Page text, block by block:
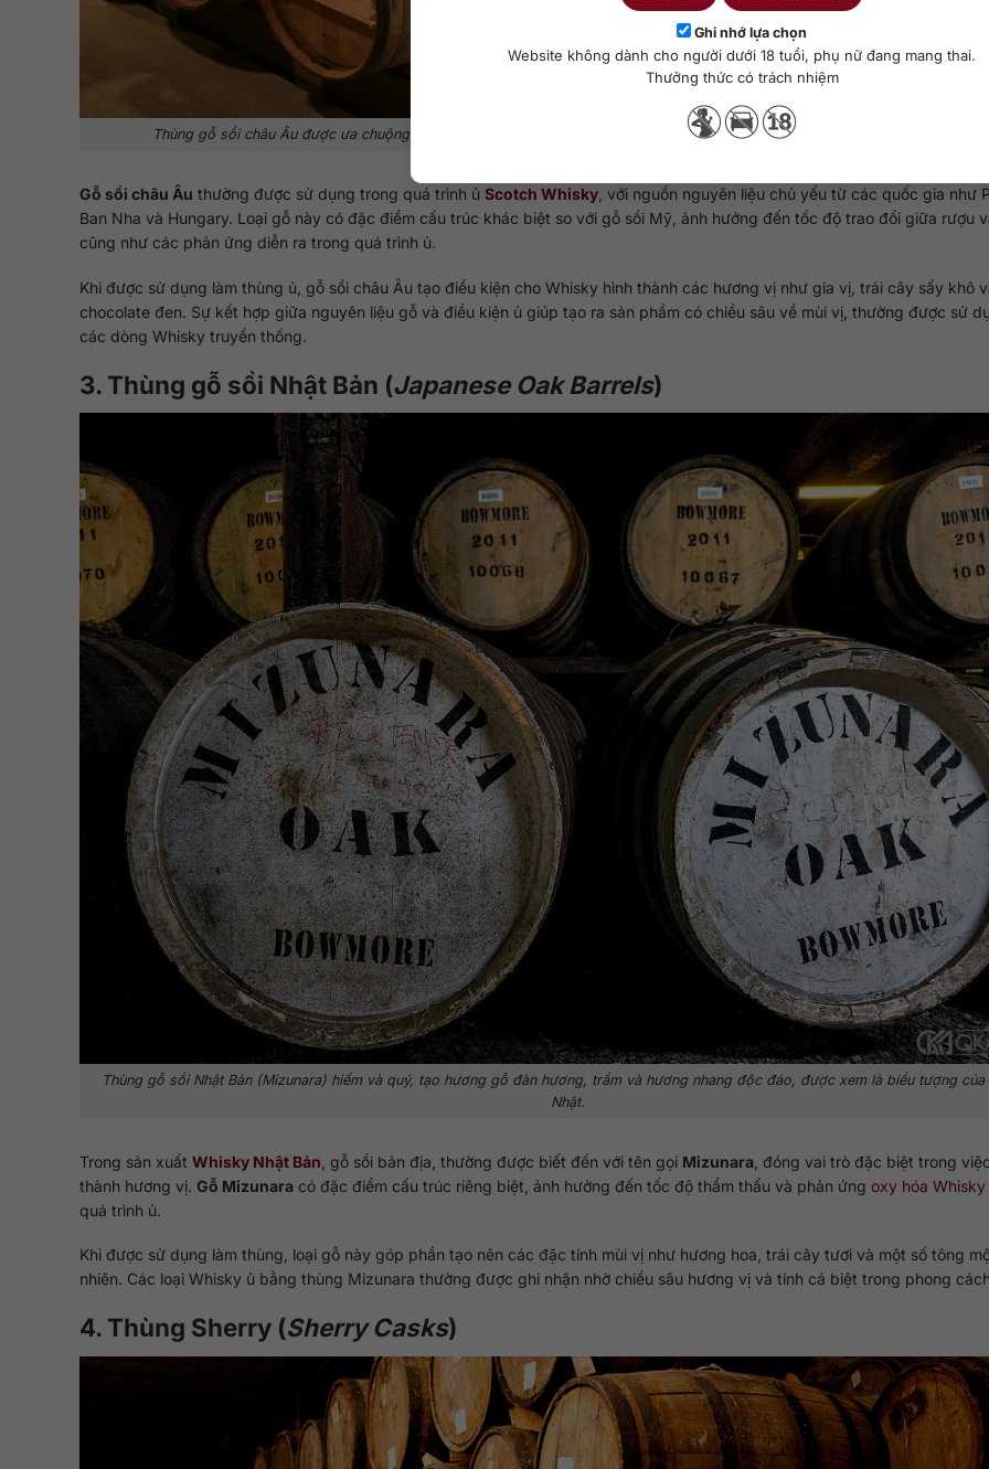
Ghi nhớ lựa chọn
Website không dành cho người dưới 18 tuổi, phụ nữ đang mang thai.
Thưởng thức có trách nhiệm
Thùng gỗ sồi châu Âu được ưa chuộng trong whisky Scotland, mang đến hương nho khô, cam chín và gia vị ấm áp đặc trưng.
Gỗ sồi châu Âu thường được sử dụng trong quá trình ủ Scotch Whisky , với nguồn nguyên liệu chủ yếu từ các quốc gia như
Ban Nha và Hungary. Loại gỗ này có đặc điểm cấu trúc khác biệt so với gỗ sồi Mỹ, ảnh hưởng đến tốc độ trao đổi giữa rượu
cũng như các phản ứng diễn ra trong quá trình ủ.
Khi được sử dụng làm thùng ủ, gỗ sồi châu Âu tạo điều kiện cho Whisky hình thành các hương vị như gia vị, trái cây sấy khô
chocolate đen. Sự kết hợp giữa nguyên liệu gỗ và điều kiện ủ giúp tạo ra sản phẩm có chiều sâu về mùi vị, thường được sử
các dòng Whisky truyền thống.
3. Thùng gỗ sồi Nhật Bản (Japanese Oak Barrels)
Thùng gỗ sồi Nhật Bản (Mizunara) hiếm và quý, tạo hương gỗ đàn hương, trầm và hương nhang độc đáo, được xem là biểu tượng của
Nhật.
Trong sản xuất Whisky Nhật Bản , gỗ sồi bản địa, thường được biết đến với tên gọi Mizunara , đóng vai trò đặc biệt trong
thành hương vị. Gỗ Mizunara có đặc điểm cấu trúc riêng biệt, ảnh hưởng đến tốc độ thẩm thấu và phản ứng oxy hóa Whisky
quá trình ủ.
Khi được sử dụng làm thùng, loại gỗ này góp phần tạo nên các đặc tính mùi vị như hương hoa, trái cây tươi và một số tông
nhiên. Các loại Whisky ủ bằng thùng Mizunara thường được ghi nhận nhờ chiều sâu hương vị và tính cá biệt trong phong
4. Thùng Sherry (Sherry Casks)